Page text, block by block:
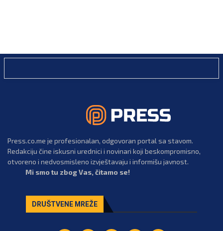
Press.co.me je profesionalan, odgovoran portal sa stavom.
Redakciju čine iskusni urednici i novinari koji beskompromisno,
otvoreno i nedvosmisleno izvještavaju i informišu javnost.
Mi smo tu zbog Vas, čitamo se!
DRUŠTVENE MREŽE